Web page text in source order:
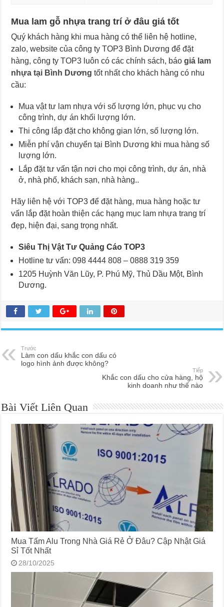
Mua lam gỗ nhựa trang trí ở đâu giá tốt
Quý khách hàng khi mua hàng có thể liên hệ hotline,
zalo, website của công ty TOP3 Bình Dương để đặt
hàng, công ty TOP3 luôn có các chính sách, báogiá lam
nhựa tại Bình Dương tốt nhất cho khách hàng có nhu
cầu:
Mua vật tư lam nhựa với số lượng lớn, phục vụ cho
công trình, dự án khối lượng lớn.
Thi công lắp đặt cho không gian lớn, số lượng lớn.
Miễn phí vận chuyển tại Bình Dương khi mua hàng số
lượng lớn.
Lắp đặt tư vấn tận nơi cho mọi công trình, dự án, nhà
ở, nhà phố, khách sạn, nhà hàng..
Hãy liên hệ với TOP3 để đặt hàng, mua hàng hoặc tư
vấn lắp đặt hoàn thiện các hạng mục lam nhựa trang trí
đẹp, hiện đại, sang trọng nhất.
Siêu Thị Vật Tư Quảng Cáo TOP3
Hotline tư vấn: 098 4444 808 – 0888 319 359
1205 Huỳnh Văn Lũy, P. Phú Mỹ, Thủ Dầu Một, Bình
Dương.
Trước
Làm con dấu khắc con dấu có
logo hình ảnh được không?
Tiếp
Khắc con dấu cho cửa hàng, hộ
kinh doanh như thế nào
Bài Viết Liên Quan
Mua Tấm Alu Trong Nhà Giá Rẻ Ở Đâu? Cập Nhật Giá
Sỉ Tốt Nhất
28/10/2025